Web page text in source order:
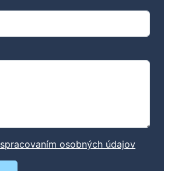
spracovaním osobných údajov